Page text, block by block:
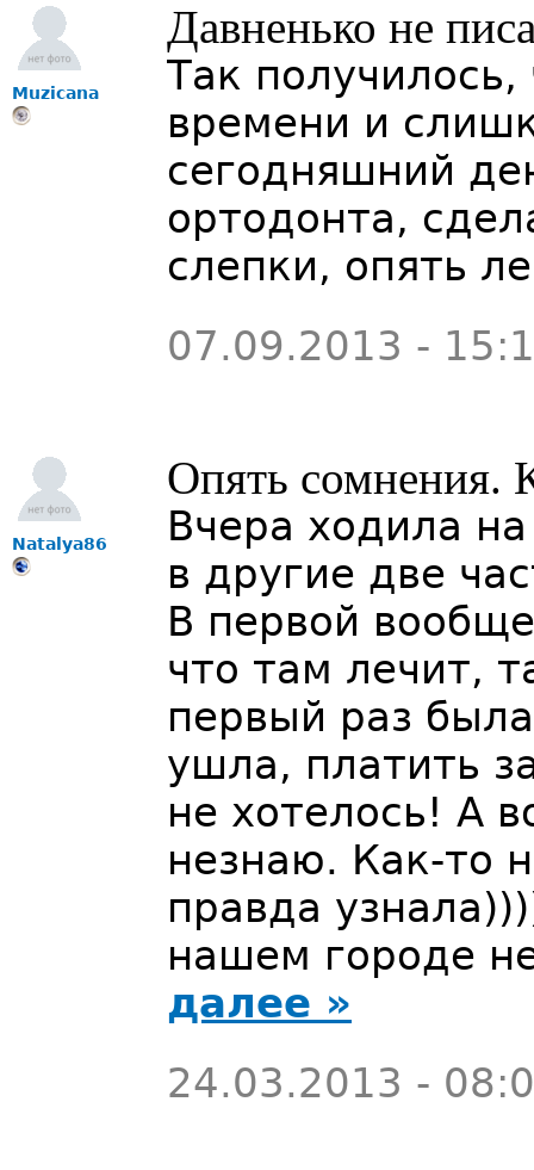
Muzicana
Давненько не
Так
времени и
сегодняшний
ортодонта,
слепки, опять
07.09.2013 -
Natalya86
Опять сомнения.
Вчера ходила
в другие две
В первой
что там лечит,
первый раз
ушла, платить
не хотелось! А
незнаю. Как-то
правда
нашем городе
далее »
24.03.2013 -